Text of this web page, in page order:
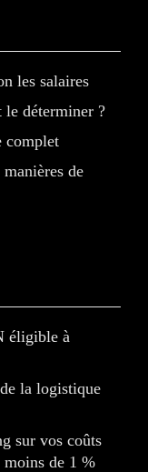
les salaires
déterminer ?
complet
de
éligible à
la logistique
sur vos coûts
de 1 %